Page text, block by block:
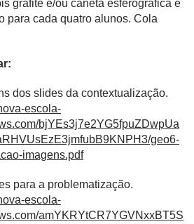
grafite e/ou caneta esferográfica e
para cada quatro alunos. Cola
dos slides da contextualização.
escola-
bjYEs3j7e2YG5fpuZDwpUa
geo6-
imagens.pdf
para a problematização.
escola-
amYKRYtCR7YGVNxxBT5S